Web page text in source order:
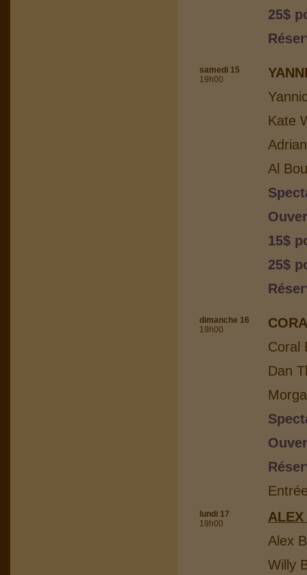
25$
samedi 15
19h00
Kate
Al
15$
25$
dimanche 16
19h00
Coral
Dan
lundi 17
19h00
Alex
Willy